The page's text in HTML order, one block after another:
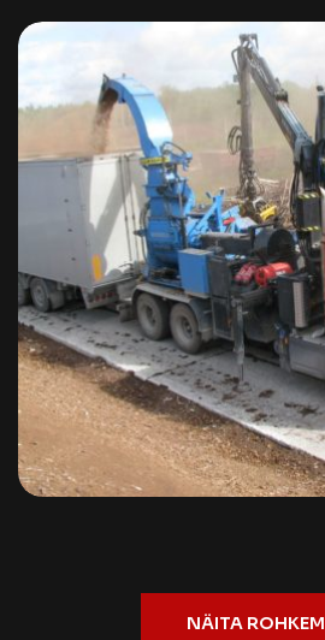
MUS-MAX hakkurid
NÄITA ROHKEM